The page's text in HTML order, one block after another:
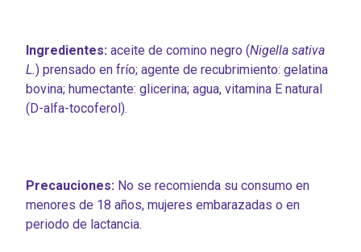
Ingredientes: aceite de comino negro (Nigella sativa
L.) prensado en frío; agente de recubrimiento: gelatina
bovina; humectante: glicerina; agua, vitamina E natural
(D-alfa-tocoferol).
Precauciones: No se recomienda su consumo en
menores de 18 años, mujeres embarazadas o en
periodo de lactancia.